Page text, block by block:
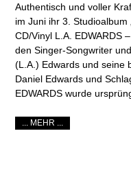
Authentisch und voller
im Juni ihr 3. Studioalbum
CD/Vinyl L.A. EDWARDS
den Singer-Songwriter
(L.A.) Edwards und seine
Daniel Edwards und
EDWARDS wurde
... MEHR ...